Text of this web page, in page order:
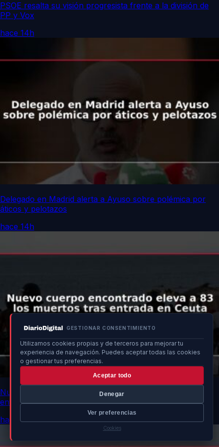
GESTIONAR CONSENTIMIENTO
Utilizamos cookies propias y de terceros para mejorar tu
experiencia de navegación. Puedes aceptar todas las cookies
o gestionar tus preferencias.
Aceptar todo
Denegar
Ver preferencias
Cookies
PSOE resalta su visión progresista frente a la división de
PP y Vox
hace 14h
Delegado en Madrid alerta a Ayuso sobre polémica por
áticos y pelotazos
hace 14h
Nuevo cuerpo encontrado eleva a 83 los muertos tras
entrada en Ceuta
hace 14h